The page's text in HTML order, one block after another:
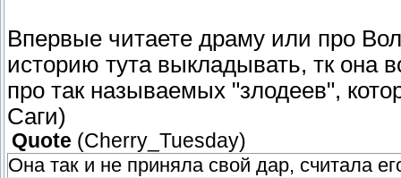
Впервые читаете драму или про
историю тута выкладывать, тк она
про так называемых "злодеев",
Саги)
Quote (Cherry_Tuesday)
Она так и не приняла свой дар, считала